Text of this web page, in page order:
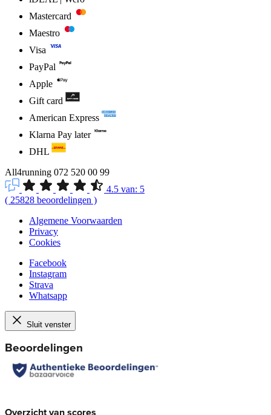
Mastercard
Maestro
Visa
PayPal
Apple
Gift card
American Express
Klarna Pay later
DHL
All4running 072 520 00 99
4.5 van: 5
( 25828 beoordelingen )
Algemene Voorwaarden
Privacy
Cookies
Facebook
Instagram
Strava
Whatsapp
Sluit venster